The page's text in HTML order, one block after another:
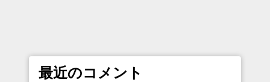
最近のコメント